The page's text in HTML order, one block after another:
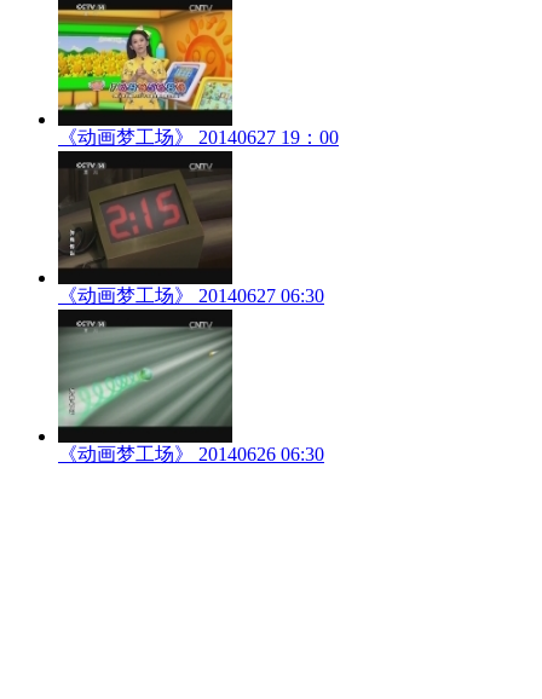
《动画梦工场》 20140627 19：00
《动画梦工场》 20140627 06:30
《动画梦工场》 20140626 06:30